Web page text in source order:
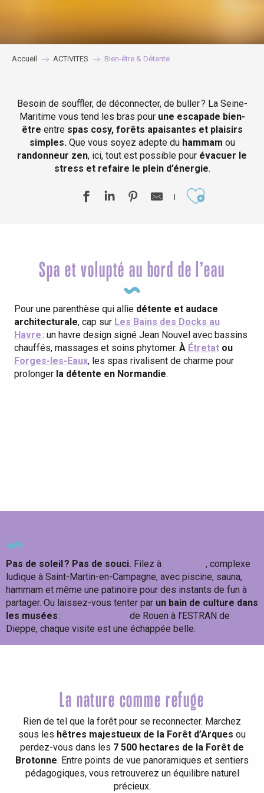
Accueil ACTIVITES Bien-être & Détente
Besoin de souffler, de déconnecter, de buller ? La Seine-
Maritime vous tend les bras pour une escapade bien-
être entre spas cosy, forêts apaisantes et plaisirs
simples.Que vous soyez adepte du hammam ou
randonneur zen, ici, tout est possible pour évacuer le
stress et refaire le plein d’énergie.
Spa et volupté au bord de l’eau
Pour une parenthèse qui allie détente et audace
architecturale, cap sur Les Bains des Docks au
Havre: un havre design signé Jean Nouvel avec bassins
chauffés, massages et soins phytomer. À Étretat ou
Forges-les-Eaux, les spas rivalisent de charme pour
prolonger la détente en Normandie.
Pas de soleil ? Pas de souci. Filez à
, complexe
ludique à Saint-Martin-en-Campagne, avec piscine, sauna,
hammam et même une patinoire pour des instants de fun à
partager. Ou laissez-vous tenter par un bain de culture dans
les musées:
de Rouen à l’ESTRAN de
Dieppe, chaque visite est une échappée belle.
La nature comme refuge
Rien de tel que la forêt pour se reconnecter. Marchez
sous les hêtres majestueux de la Forêt d’Arques ou
perdez-vous dans les 7 500 hectares de la Forêt de
Brotonne. Entre points de vue panoramiques et sentiers
pédagogiques, vous retrouverez un équilibre naturel
précieux.